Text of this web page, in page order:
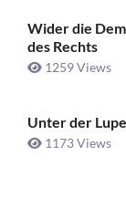
Wider die
des Rechts
1259 Views
Unter der
1173 Views